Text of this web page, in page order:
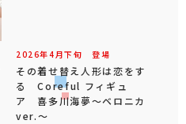
2026年4 月下旬 登場
その着せ替え人形は恋をす
る Coreful フィギュ
ア 喜多川海夢～ベロニカ
ver.～